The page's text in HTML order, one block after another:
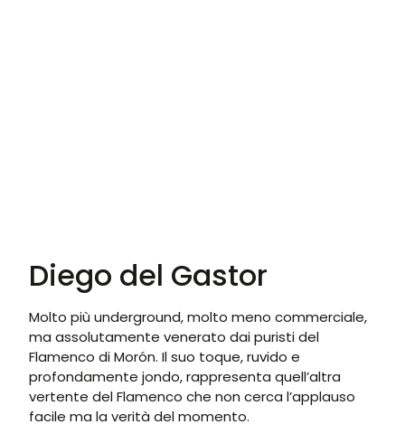
Diego del Gastor
Molto più underground, molto meno commerciale,
ma assolutamente venerato dai puristi del
Flamenco di Morón. Il suo toque, ruvido e
profondamente jondo, rappresenta quell’altra
vertente del Flamenco che non cerca l’applauso
facile ma la verità del momento.